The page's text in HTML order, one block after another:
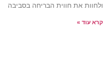
ולחוות את חווית הבריחה בסביבה
קרא עוד »